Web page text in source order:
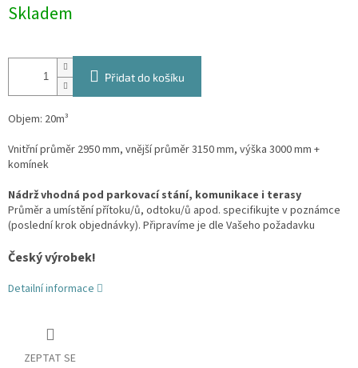
cena:
Skladem
Přidat do košíku
Objem: 20m³
Vnitřní průměr 2950 mm, vnější průměr 3150 mm, výška 3000 mm +
komínek
Nádrž vhodná pod parkovací stání, komunikace i terasy
Průměr a umístění přítoku/ů, odtoku/ů apod. specifikujte v poznámce
(poslední krok objednávky). Připravíme je dle Vašeho požadavku
Český výrobek!
Detailní informace
ZEPTAT SE